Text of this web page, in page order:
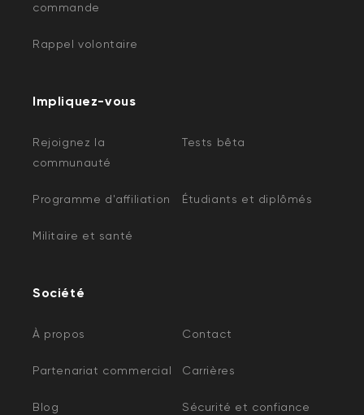
commande
Rappel volontaire
Impliquez-vous
Rejoignez la
communauté
Tests bêta
Programme d'affiliation Étudiants et diplômés
Militaire et santé
Société
À propos Contact
Partenariat commercial Carrières
Blog Sécurité et confiance